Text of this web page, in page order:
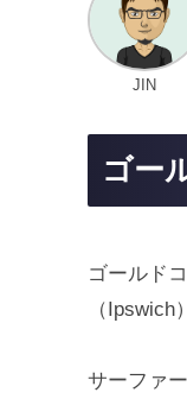
JIN
ゴー
ゴールド
（Ipswich
サーファ